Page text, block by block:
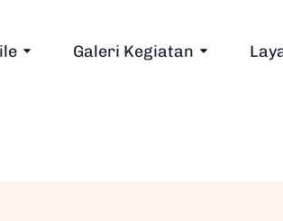
Galeri Kegiatan